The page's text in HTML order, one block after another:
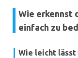
Wie erkennst
einfach zu
Wie leicht